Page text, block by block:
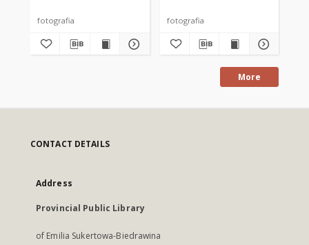
fotografia fotografia
More
CONTACT DETAILS
Address
Provincial Public Library
of Emilia Sukertowa-Biedrawina